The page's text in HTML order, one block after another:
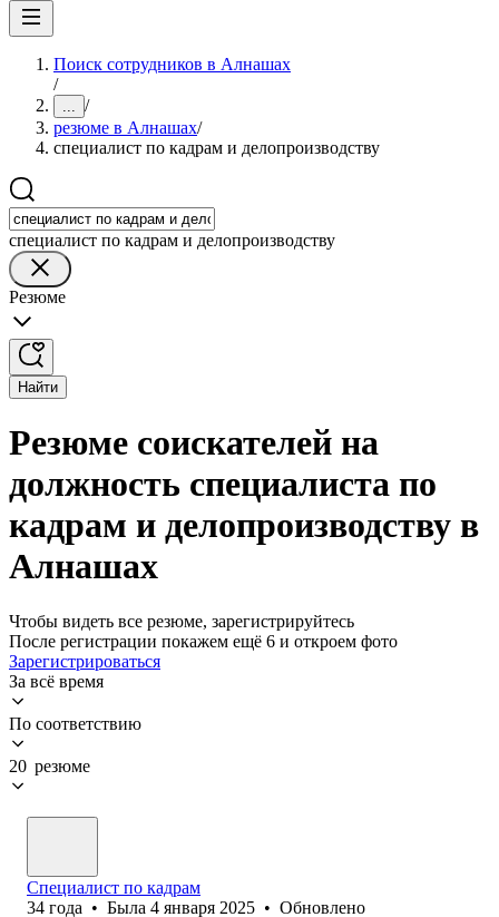
Поиск сотрудников в Алнашах
/
... /
резюме в Алнашах/
специалист по кадрам и делопроизводству
специалист по кадрам и делопроизводству
Резюме
Найти
Резюме соискателей на
должность специалиста по
кадрам и делопроизводству в
Алнашах
Чтобы видеть все резюме, зарегистрируйтесь
После регистрации покажем ещё 6 и откроем фото
Зарегистрироваться
За всё время
По соответствию
20 резюме
Специалист по кадрам
34 года • Была 4 января 2025 • Обновлено